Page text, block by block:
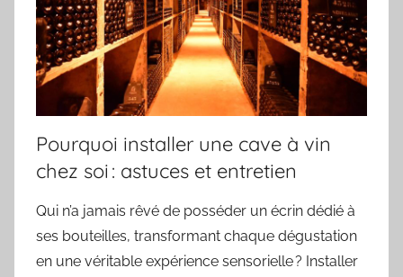
Pourquoi installer une cave à vin
chez soi : astuces et entretien
Qui n’a jamais rêvé de posséder un écrin dédié à
ses bouteilles, transformant chaque dégustation
en une véritable expérience sensorielle ? Installer